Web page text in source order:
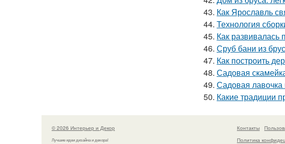
43. Как Ярославль
44. Технология
45. Как
46. Сруб бани из
47. Как построить
48. Садовая
49. Садовая
50. Какие традиции
© 2026 Интерьер и Декор
Лучшие идеи дизайна и декора!
Контакты
Политика